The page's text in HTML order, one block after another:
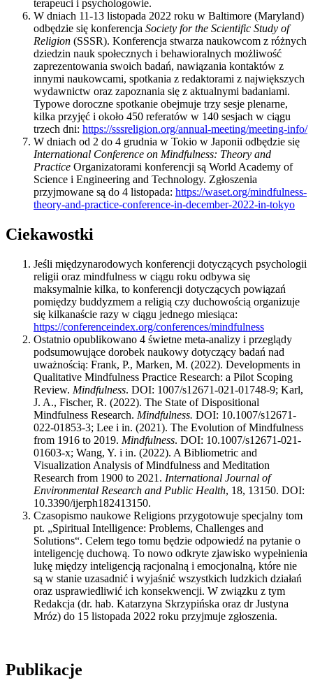
terapeuci i psychologowie.
W dniach 11-13 listopada 2022 roku w Baltimore (Maryland)
odbędzie się konferencja Society for the Scientific Study of
Religion (SSSR). Konferencja stwarza naukowcom z różnych
dziedzin nauk społecznych i behawioralnych możliwość
zaprezentowania swoich badań, nawiązania kontaktów z
innymi naukowcami, spotkania z redaktorami z największych
wydawnictw oraz zapoznania się z aktualnymi badaniami.
Typowe doroczne spotkanie obejmuje trzy sesje plenarne,
kilka przyjęć i około 450 referatów w 140 sesjach w ciągu
trzech dni: https://sssreligion.org/annual-meeting/meeting-info/
W dniach od 2 do 4 grudnia w Tokio w Japonii odbędzie się
International Conference on Mindfulness: Theory and
Practice Organizatorami konferencji są World Academy of
Science i Engineering and Technology. Zgłoszenia
przyjmowane są do 4 listopada: https://waset.org/mindfulness-
theory-and-practice-conference-in-december-2022-in-tokyo
Ciekawostki
Jeśli międzynarodowych konferencji dotyczących psychologii
religii oraz mindfulness w ciągu roku odbywa się
maksymalnie kilka, to konferencji dotyczących powiązań
pomiędzy buddyzmem a religią czy duchowością organizuje
się kilkanaście razy w ciągu jednego miesiąca:
https://conferenceindex.org/conferences/mindfulness
Ostatnio opublikowano 4 świetne meta-analizy i przeglądy
podsumowujące dorobek naukowy dotyczący badań nad
uważnością: Frank, P., Marken, M. (2022). Developments in
Qualitative Mindfulness Practice Research: a Pilot Scoping
Review. Mindfulness. DOI: 1007/s12671-021-01748-9; Karl,
J. A., Fischer, R. (2022). The State of Dispositional
Mindfulness Research. Mindfulness. DOI: 10.1007/s12671-
022-01853-3; Lee i in. (2021). The Evolution of Mindfulness
from 1916 to 2019. Mindfulness. DOI: 10.1007/s12671-021-
01603-x; Wang, Y. i in. (2022). A Bibliometric and
Visualization Analysis of Mindfulness and Meditation
Research from 1900 to 2021. International Journal of
Environmental Research and Public Health, 18, 13150. DOI:
10.3390/ijerph182413150.
Czasopismo naukowe Religions przygotowuje specjalny tom
pt. „Spiritual Intelligence: Problems, Challenges and
Solutions“. Celem tego tomu będzie odpowiedź na pytanie o
inteligencję duchową. To nowo odkryte zjawisko wypełnienia
lukę między inteligencją racjonalną i emocjonalną, które nie
są w stanie uzasadnić i wyjaśnić wszystkich ludzkich działań
oraz usprawiedliwić ich konsekwencji. W związku z tym
Redakcja (dr. hab. Katarzyna Skrzypińska oraz dr Justyna
Mróz) do 15 listopada 2022 roku przyjmuje zgłoszenia.
Publikacje